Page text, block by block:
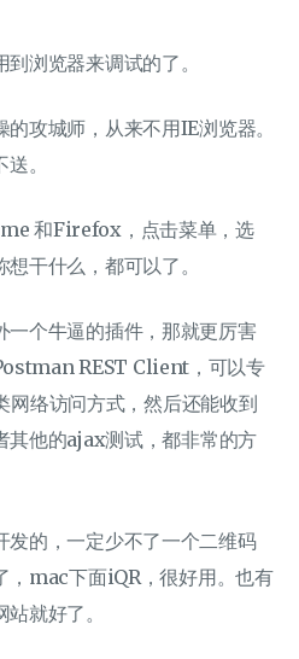
浏览器来调试的了。
攻城师，从来不用IE浏览器。
。
和Firefox，点击菜单，选
干什么，都可以了。
一个牛逼的插件，那就更厉害
REST Client，可以专
络访问方式，然后还能收到
其他的ajax测试，都非常的方
发的，一定少不了一个二维码
，mac下面iQR，很好用。也有
就好了。